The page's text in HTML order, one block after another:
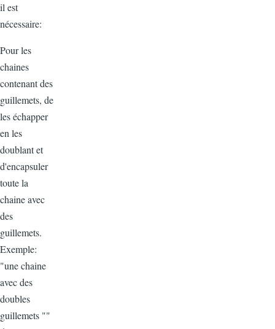
il est
nécessaire:
Pour les
chaines
contenant des
guillemets, de
les échapper
en les
doublant et
d'encapsuler
toute la
chaine avec
des
guillemets.
Exemple:
"une chaine
avec des
doubles
guillemets ""